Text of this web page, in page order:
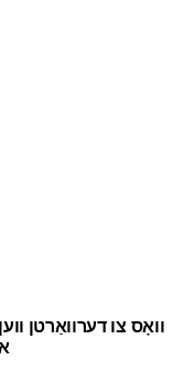
וואָס צו דערוואַרטן